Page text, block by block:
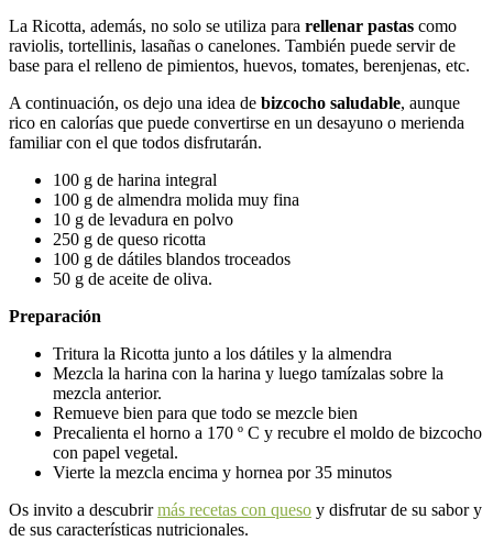
La Ricotta, además, no solo se utiliza para rellenar pastas como
raviolis, tortellinis, lasañas o canelones. También puede servir de
base para el relleno de pimientos, huevos, tomates, berenjenas, etc.
A continuación, os dejo una idea de bizcocho saludable, aunque
rico en calorías que puede convertirse en un desayuno o merienda
familiar con el que todos disfrutarán.
100 g de harina integral
100 g de almendra molida muy fina
10 g de levadura en polvo
250 g de queso ricotta
100 g de dátiles blandos troceados
50 g de aceite de oliva.
Preparación
Tritura la Ricotta junto a los dátiles y la almendra
Mezcla la harina con la harina y luego tamízalas sobre la
mezcla anterior.
Remueve bien para que todo se mezcle bien
Precalienta el horno a 170 º C y recubre el moldo de bizcocho
con papel vegetal.
Vierte la mezcla encima y hornea por 35 minutos
Os invito a descubrirmás recetas con queso y disfrutar de su sabor y
de sus características nutricionales.